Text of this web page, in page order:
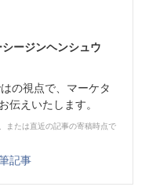
ージンヘンシュウ
の視点で、マーケタ
伝えいたします。
または直近の記事の寄稿時点で
記事